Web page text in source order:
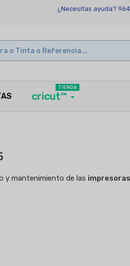
¿Necesitas ayuda?
cricut™
TIENDA
y mantenimiento de las impresoras